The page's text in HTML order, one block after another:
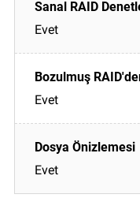
Evet
Evet
Evet